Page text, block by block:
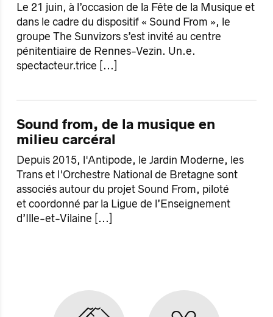
Le 21 juin, à l’occasion de la Fête de la Musique et
dans le cadre du dispositif « Sound From », le
groupe The Sunvizors s’est invité au centre
pénitentiaire de Rennes-Vezin. Un.e.
spectacteur.trice [...]
Sound from, de la musique en
milieu carcéral
Depuis 2015, l'Antipode, le Jardin Moderne, les
Trans et l'Orchestre National de Bretagne sont
associés autour du projet Sound From, piloté
et coordonné par la Ligue de l’Enseignement
d’Ille-et-Vilaine [...]